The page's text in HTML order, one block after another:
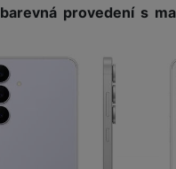
barevná provedení s